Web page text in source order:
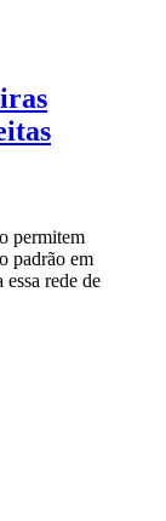
permitem
padrão em
rede de